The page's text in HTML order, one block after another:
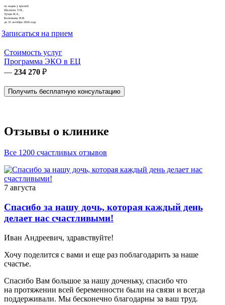
по акции у врачей:
Шалаева Т.И.,
Лучин И.А.,
Коленкина И.В.
до 31 октября 2026 года
Записаться на прием
Стоимость услуг
Программа ЭКО в ЕЦ
— 234 270 ₽
Получить бесплатную консультацию
Отзывы о клинике
Все 1200 счастливых отзывов
7 августа
Спасибо за нашу дочь, которая каждый день
делает нас счастливыми!
Иван Андреевич, здравствуйте!
Хочу поделится с вами и еще раз поблагодарить за наше
счастье.
Спасибо Вам большое за нашу доченьку, спасибо что
на протяжении всей беременности были на связи и всегда
поддерживали. Мы бесконечно благодарны за ваш труд.